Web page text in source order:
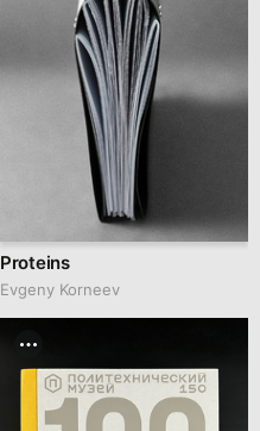
Proteins
Evgeny Korneev